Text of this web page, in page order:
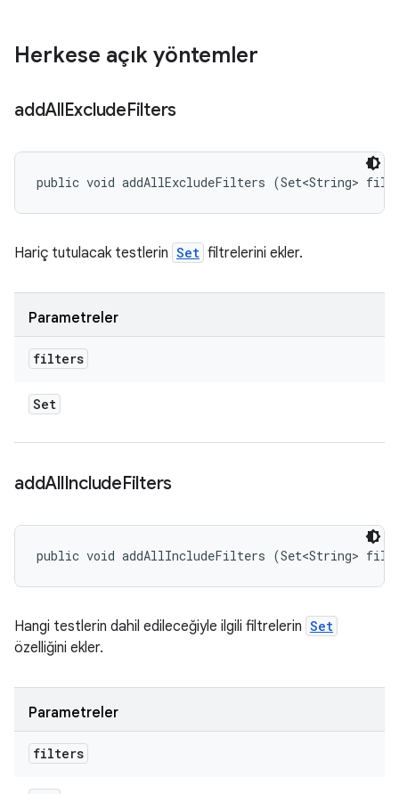
Herkese açık yöntemler
addAllExcludeFilters
public void addAllExcludeFilters (Set<String>
Hariç tutulacak testlerin Set filtrelerini ekler.
Parametreler
filters
Set
addAllIncludeFilters
public void addAllIncludeFilters (Set<String>
Hangi testlerin dahil edileceğiyle ilgili filtrelerin Set
özelliğini ekler.
Parametreler
filters